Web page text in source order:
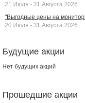
21 Июля - 31 Августа 2026
"Выгодные цены на
20 Июля - 31 Августа 2026
Будущие акции
Нет будущих акций
Прошедшие акции